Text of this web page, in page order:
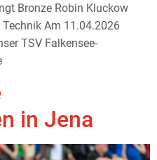
Bronze Robin Kluckow
Am 11.04.2026
TSV Falkensee-
in Jena